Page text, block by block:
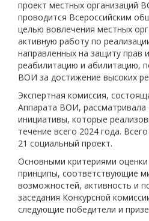
проект местных организаций
проводится Всероссийским
целью вовлечения местных
активную работу по
направленных на защиту прав
реабилитацию и абилитацию,
ВОИ за достижение высоких
Экспертная комиссия,
Аппарата ВОИ, рассматривала
инициативы, которые
течение всего 2024 года.
21 социальный проект.
Основными критериями
принципы, соответствующие
возможностей, активность и
заседания Конкурсной
следующие победители и